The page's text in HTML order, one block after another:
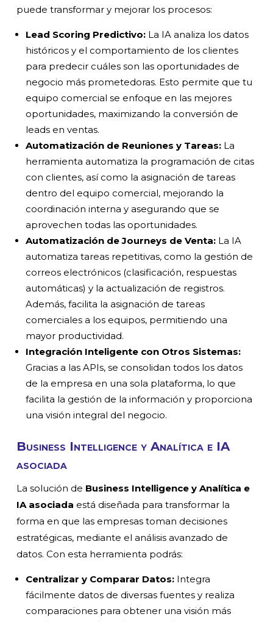
puede transformar y mejorar los procesos:
Lead Scoring Predictivo: La IA analiza los datos
históricos y el comportamiento de los clientes
para predecir cuáles son las oportunidades de
negocio más prometedoras. Esto permite que tu
equipo comercial se enfoque en las mejores
oportunidades, maximizando la conversión de
leads en ventas.
Automatización de Reuniones y Tareas: La
herramienta automatiza la programación de citas
con clientes, así como la asignación de tareas
dentro del equipo comercial, mejorando la
coordinación interna y asegurando que se
aprovechen todas las oportunidades.
Automatización de Journeys de Venta: La IA
automatiza tareas repetitivas, como la gestión de
correos electrónicos (clasificación, respuestas
automáticas) y la actualización de registros.
Además, facilita la asignación de tareas
comerciales a los equipos, permitiendo una
mayor productividad.
Integración Inteligente con Otros Sistemas:
Gracias a las APIs, se consolidan todos los datos
de la empresa en una sola plataforma, lo que
facilita la gestión de la información y proporciona
una visión integral del negocio.
Business Intelligence y Analítica e IA
asociada
La solución de Business Intelligence y Analítica e
IA asociada está diseñada para transformar la
forma en que las empresas toman decisiones
estratégicas, mediante el análisis avanzado de
datos. Con esta herramienta podrás:
Centralizar y Comparar Datos: Integra
fácilmente datos de diversas fuentes y realiza
comparaciones para obtener una visión más